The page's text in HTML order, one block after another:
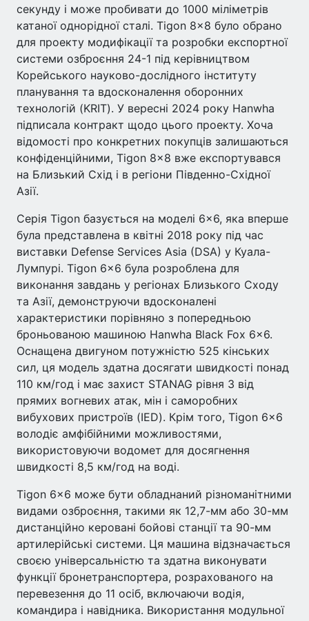
секунду і може пробивати до 1000 міліметрів
катаної однорідної сталі. Tigon 8×8 було обрано
для проекту модифікації та розробки експортної
системи озброєння 24-1 під керівництвом
Корейського науково-дослідного інституту
планування та вдосконалення оборонних
технологій (KRIT). У вересні 2024 року Hanwha
підписала контракт щодо цього проекту. Хоча
відомості про конкретних покупців залишаються
конфіденційними, Tigon 8×8 вже експортувався
на Близький Схід і в регіони Південно-Східної
Азії.
Серія Tigon базується на моделі 6×6, яка вперше
була представлена в квітні 2018 року під час
виставки Defense Services Asia (DSA) у Куала-
Лумпурі. Tigon 6×6 була розроблена для
виконання завдань у регіонах Близького Сходу
та Азії, демонструючи вдосконалені
характеристики порівняно з попередньою
броньованою машиною Hanwha Black Fox 6×6.
Оснащена двигуном потужністю 525 кінських
сил, ця модель здатна досягати швидкості понад
110 км/год і має захист STANAG рівня 3 від
прямих вогневих атак, мін і саморобних
вибухових пристроїв (IED). Крім того, Tigon 6×6
володіє амфібійними можливостями,
використовуючи водомет для досягнення
швидкості 8,5 км/год на воді.
Tigon 6×6 може бути обладнаний різноманітними
видами озброєння, такими як 12,7-мм або 30-мм
дистанційно керовані бойові станції та 90-мм
артилерійські системи. Ця машина відзначається
своєю універсальністю та здатна виконувати
функції бронетранспортера, розрахованого на
перевезення до 11 осіб, включаючи водія,
командира і навідника. Використання модульної